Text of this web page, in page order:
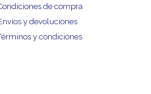
de compra
y devoluciones
y condiciones